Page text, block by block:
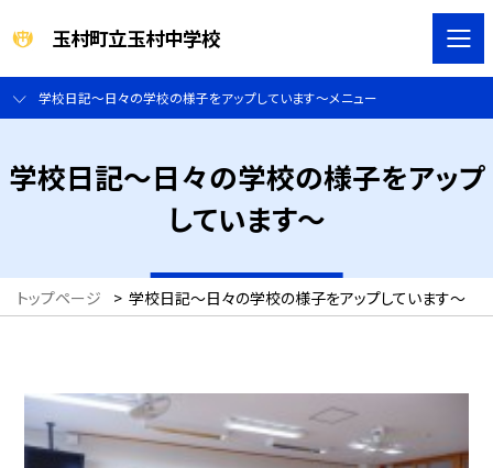
玉村町立玉村中学校
学校日記～日々の学校の様子をアップしています～メニュー
学校日記～日々の学校の様子をアップ
しています～
トップページ > 学校日記～日々の学校の様子をアップしています～